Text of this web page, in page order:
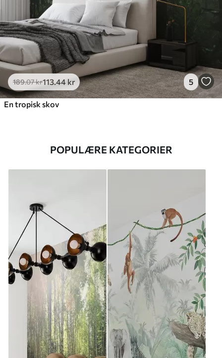
189.07kr113.44 kr 5
En tropisk skov
POPULÆRE KATEGORIER